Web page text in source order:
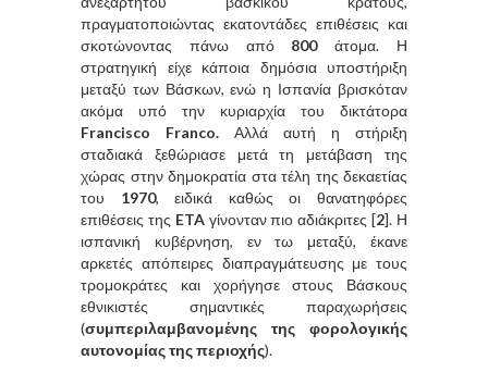
πραγματοποιώντας εκατοντάδες επιθέσεις και
σκοτώνοντας πάνω από 800άτομα. Η
στρατηγική είχε κάποια δημόσια υποστήριξη
μεταξύ των Βάσκων, ενώ η Ισπανία βρισκόταν
ακόμα υπό την κυριαρχία του δικτάτορα
Francisco Franco. Αλλά αυτή η στήριξη
σταδιακά ξεθώριασε μετά τη μετάβαση της
χώρας στην δημοκρατία στα τέλη της δεκαετίας
του 1970, ειδικά καθώς οι θανατηφόρες
επιθέσεις της ETAγίνονταν πιο αδιάκριτες [2]. Η
ισπανική κυβέρνηση, εν τω μεταξύ, έκανε
αρκετές απόπειρες διαπραγμάτευσης με τους
τρομοκράτες και χορήγησε στους Βάσκους
εθνικιστές σημαντικές παραχωρήσεις
(συμπεριλαμβανομένης της φορολογικής
αυτονομίας της περιοχής).